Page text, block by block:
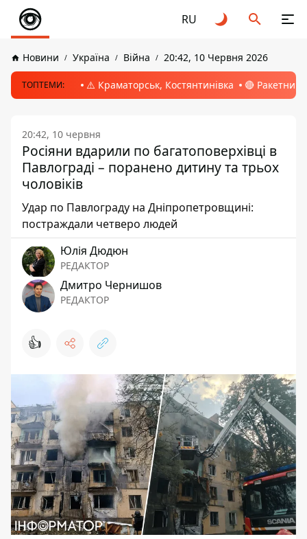
RU
Новини Україна Війна 20:42, 10 Червня 2026
ТОПТЕМИ: ⚠️ Краматорськ, Костянтинівка 🔴 Ракетний
20:42, 10 червня
Росіяни вдарили по багатоповерхівці в
Павлограді – поранено дитину та трьох
чоловіків
Удар по Павлограду на Дніпропетровщині:
постраждали четверо людей
Юлія Дюдюн
РЕДАКТОР
Дмитро Чернишов
РЕДАКТОР
👍